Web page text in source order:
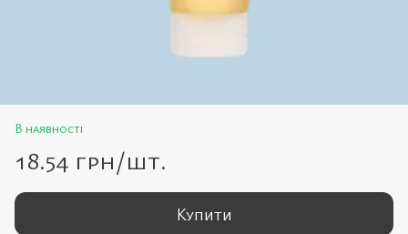
В наявності
18.54 грн/шт.
Купити